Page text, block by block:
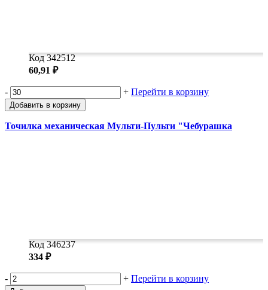
Код 342512
60,91 ₽
- + Перейти в корзину
Добавить в корзину
Точилка механическая Мульти-Пульти "Чебурашка
Код 346237
334 ₽
- + Перейти в корзину